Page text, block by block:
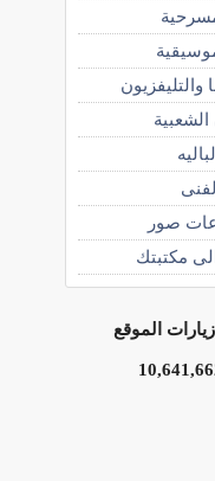
والتليفزيون
الشعبية
صور
مكتبتك
الموقع